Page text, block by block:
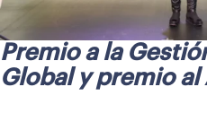
Premio a la
Global y premio al